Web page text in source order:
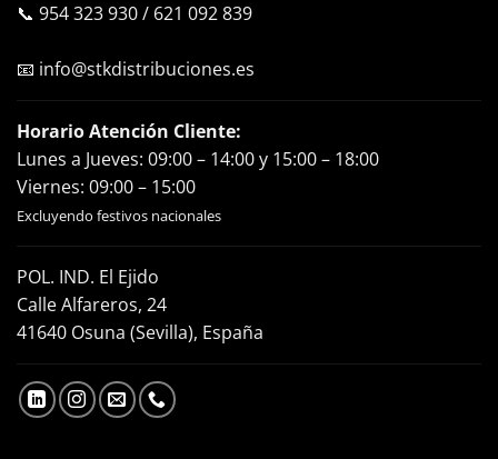
📞 954 323 930/ 621 092 839
📧 info@stkdistribuciones.es
Horario Atención Cliente:
Lunes a Jueves: 09:00 – 14:00 y 15:00 – 18:00
Viernes: 09:00 – 15:00
Excluyendo festivos nacionales
POL. IND. El Ejido
Calle Alfareros, 24
41640 Osuna (Sevilla), España